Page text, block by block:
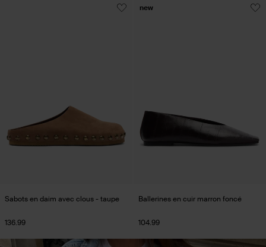
Sabots en daim avec clous - taupe
136.99
Ballerines en cuir marron foncé
104.99
new